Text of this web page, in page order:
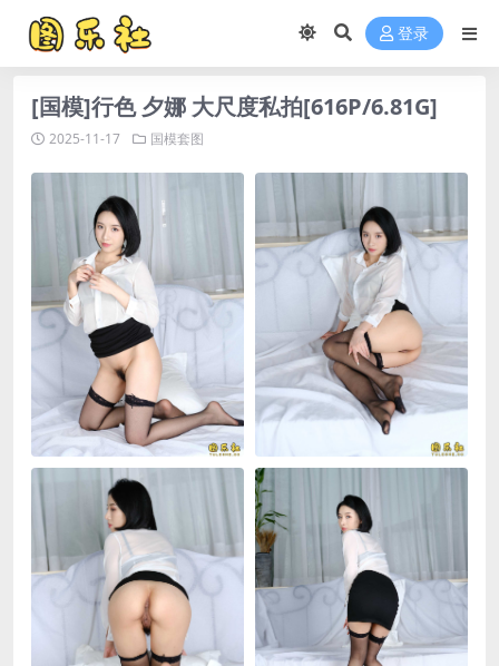
登录
[国模]行色 夕娜 大尺度私拍[616P/6.81G]
2025-11-17 国模套图